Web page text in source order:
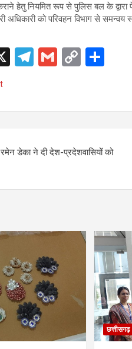
हेतु नियमित रूप से पुलिस बल के द्वारा
अधिकारी को परिवहन विभाग से
X
T
gr
m
G
C
Li
k
e
रमेन डेका ने दी देश-प्रदेशवासियों को
छत्तीसगढ़